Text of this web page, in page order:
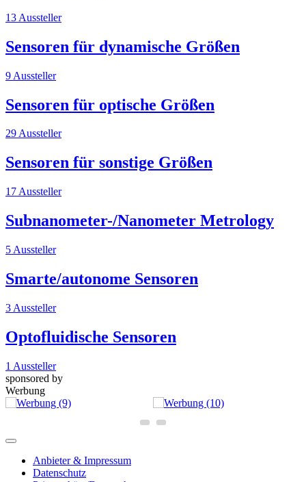
13 Aussteller
Sensoren für dynamische Größen
9 Aussteller
Sensoren für optische Größen
29 Aussteller
Sensoren für sonstige Größen
17 Aussteller
Subnanometer-/Nanometer Metrology
5 Aussteller
Smarte/autonome Sensoren
3 Aussteller
Optofluidische Sensoren
1 Aussteller
sponsored by
Werbung
Anbieter & Impressum
Datenschutz